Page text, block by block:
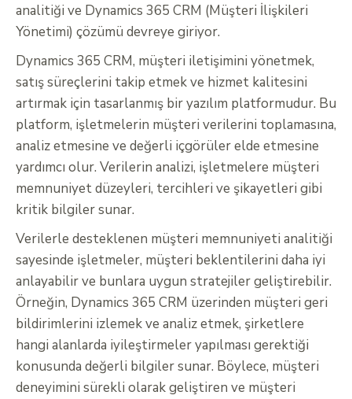
analitiği ve Dynamics 365 CRM (Müşteri İlişkileri
Yönetimi) çözümü devreye giriyor.
Dynamics 365 CRM, müşteri iletişimini yönetmek,
satış süreçlerini takip etmek ve hizmet kalitesini
artırmak için tasarlanmış bir yazılım platformudur. Bu
platform, işletmelerin müşteri verilerini toplamasına,
analiz etmesine ve değerli içgörüler elde etmesine
yardımcı olur. Verilerin analizi, işletmelere müşteri
memnuniyet düzeyleri, tercihleri ve şikayetleri gibi
kritik bilgiler sunar.
Verilerle desteklenen müşteri memnuniyeti analitiği
sayesinde işletmeler, müşteri beklentilerini daha iyi
anlayabilir ve bunlara uygun stratejiler geliştirebilir.
Örneğin, Dynamics 365 CRM üzerinden müşteri geri
bildirimlerini izlemek ve analiz etmek, şirketlere
hangi alanlarda iyileştirmeler yapılması gerektiği
konusunda değerli bilgiler sunar. Böylece, müşteri
deneyimini sürekli olarak geliştiren ve müşteri